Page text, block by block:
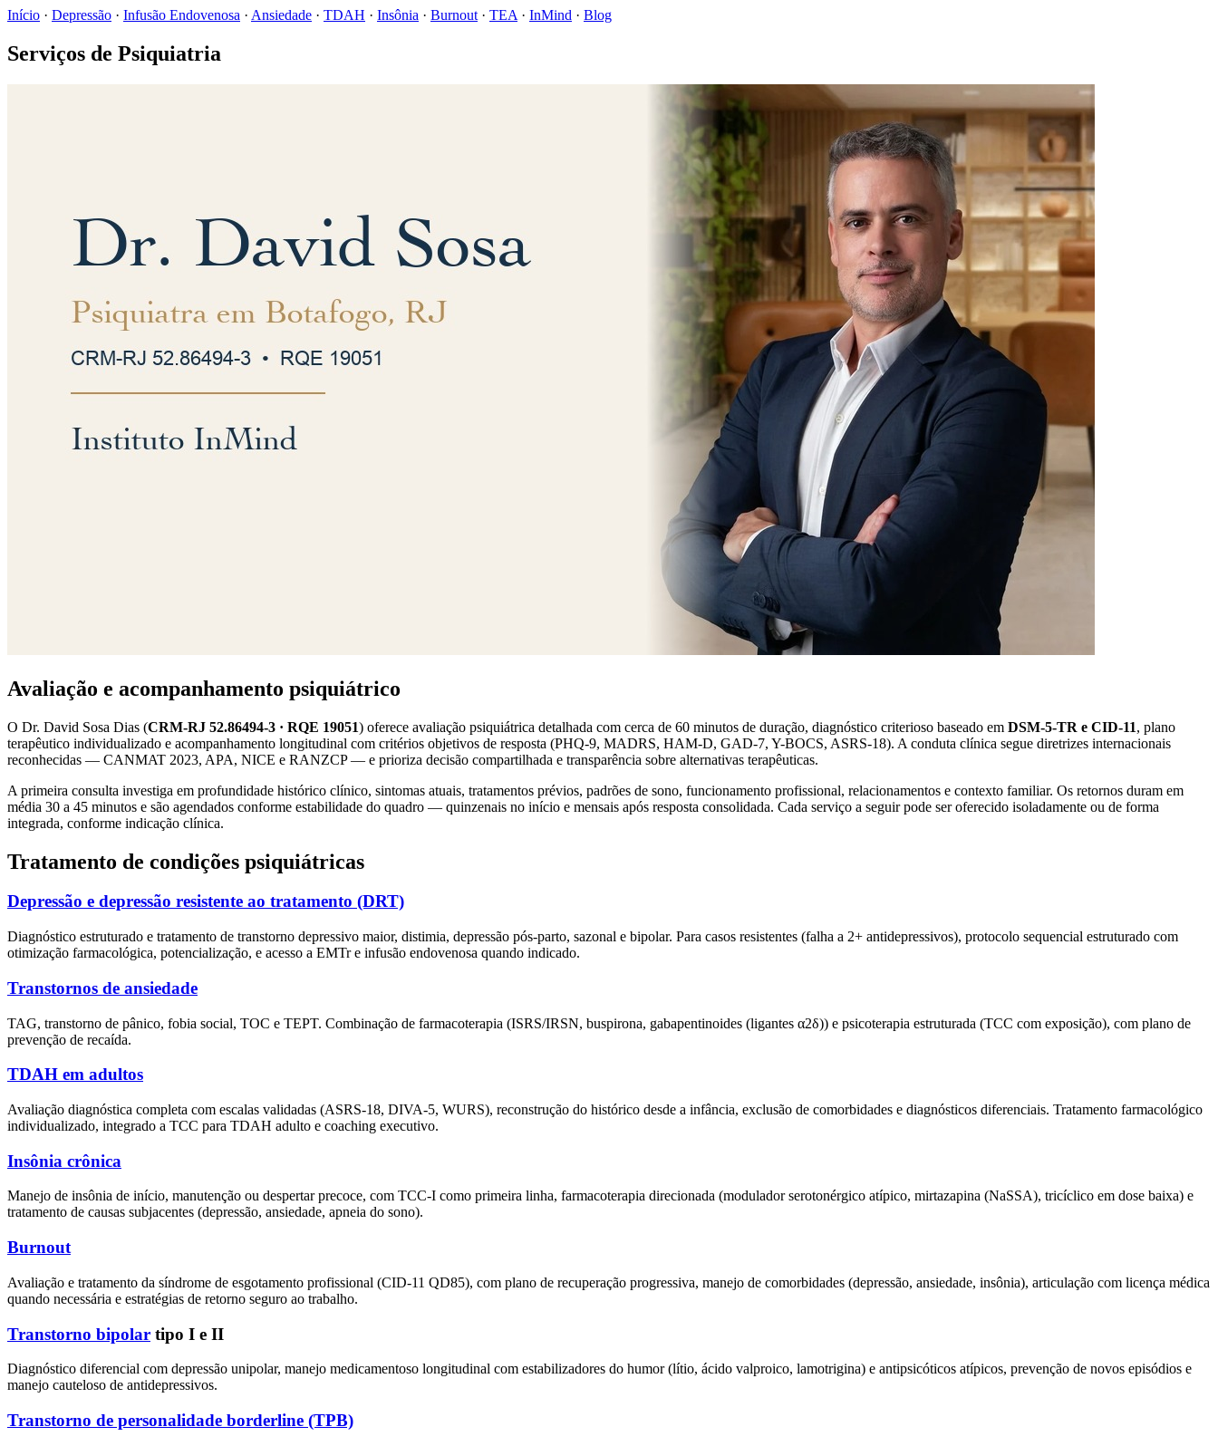
Início · Depressão · Infusão Endovenosa · Ansiedade · TDAH · Insônia · Burnout · TEA · InMind · Blog
Serviços de Psiquiatria
Avaliação e acompanhamento psiquiátrico
O Dr. David Sosa Dias (CRM-RJ 52.86494-3 · RQE 19051) oferece avaliação psiquiátrica detalhada com cerca de 60 minutos de duração, diagnóstico criterioso baseado em DSM-5-TR e CID-11, plano
terapêutico individualizado e acompanhamento longitudinal com critérios objetivos de resposta (PHQ-9, MADRS, HAM-D, GAD-7, Y-BOCS, ASRS-18). A conduta clínica segue diretrizes internacionais
reconhecidas — CANMAT 2023, APA, NICE e RANZCP — e prioriza decisão compartilhada e transparência sobre alternativas terapêuticas.
A primeira consulta investiga em profundidade histórico clínico, sintomas atuais, tratamentos prévios, padrões de sono, funcionamento profissional, relacionamentos e contexto familiar. Os retornos duram em
média 30 a 45 minutos e são agendados conforme estabilidade do quadro — quinzenais no início e mensais após resposta consolidada. Cada serviço a seguir pode ser oferecido isoladamente ou de forma
integrada, conforme indicação clínica.
Tratamento de condições psiquiátricas
Depressão e depressão resistente ao tratamento (DRT)
Diagnóstico estruturado e tratamento de transtorno depressivo maior, distimia, depressão pós-parto, sazonal e bipolar. Para casos resistentes (falha a 2+ antidepressivos), protocolo sequencial estruturado com
otimização farmacológica, potencialização, e acesso a EMTr e infusão endovenosa quando indicado.
Transtornos de ansiedade
TAG, transtorno de pânico, fobia social, TOC e TEPT. Combinação de farmacoterapia (ISRS/IRSN, buspirona, gabapentinoides (ligantes α2δ)) e psicoterapia estruturada (TCC com exposição), com plano de
prevenção de recaída.
TDAH em adultos
Avaliação diagnóstica completa com escalas validadas (ASRS-18, DIVA-5, WURS), reconstrução do histórico desde a infância, exclusão de comorbidades e diagnósticos diferenciais. Tratamento farmacológico
individualizado, integrado a TCC para TDAH adulto e coaching executivo.
Insônia crônica
Manejo de insônia de início, manutenção ou despertar precoce, com TCC-I como primeira linha, farmacoterapia direcionada (modulador serotonérgico atípico, mirtazapina (NaSSA), tricíclico em dose baixa) e
tratamento de causas subjacentes (depressão, ansiedade, apneia do sono).
Burnout
Avaliação e tratamento da síndrome de esgotamento profissional (CID-11 QD85), com plano de recuperação progressiva, manejo de comorbidades (depressão, ansiedade, insônia), articulação com licença médica
quando necessária e estratégias de retorno seguro ao trabalho.
Transtorno bipolar tipo I e II
Diagnóstico diferencial com depressão unipolar, manejo medicamentoso longitudinal com estabilizadores do humor (lítio, ácido valproico, lamotrigina) e antipsicóticos atípicos, prevenção de novos episódios e
manejo cauteloso de antidepressivos.
Transtorno de personalidade borderline (TPB)